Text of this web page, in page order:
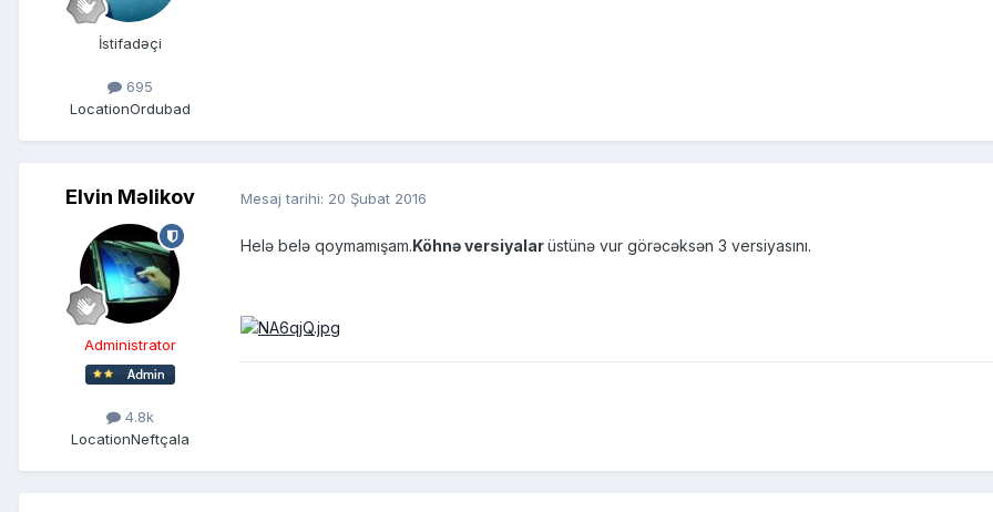
İstifadəçi
695
LocationOrdubad
Elvin Məlikov
Administrator
4.8k
LocationNeftçala
Mesaj tarihi: 20 Şubat 2016
Helə belə qoymamışam.Köhnə versiyalarüstünə vur görəcəksən 3 versiyasını.